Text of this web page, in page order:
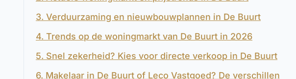
3. Verduurzaming en nieuwbouwplannen in De Buurt
4. Trends op de woningmarkt van De Buurt in 2026
5. Snel zekerheid? Kies voor directe verkoop in De Buurt
6. Makelaar in De Buurt of Leco Vastgoed? De verschillen